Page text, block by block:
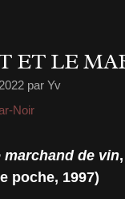
ET LE
par Yv
Noir
marchand de vin
poche, 1997)